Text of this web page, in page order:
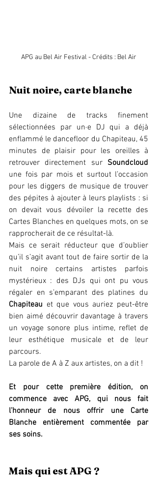
APG au Bel Air Festival - Crédits : Bel Air
Nuit noire, carte blanche
Une dizaine de tracks finement
sélectionnées par un·e DJ qui a déjà
enflammé le dancefloor du Chapiteau, 45
minutes de plaisir pour les oreilles à
retrouver directement sur Soundcloud
une fois par mois et surtout l’occasion
pour les diggers de musique de trouver
des pépites à ajouter à leurs playlists : si
on devait vous dévoiler la recette des
Cartes Blanches en quelques mots, on se
rapprocherait de ce résultat-là.
Mais ce serait réducteur que d’oublier
qu’il s’agit avant tout de faire sortir de la
nuit noire certains artistes parfois
mystérieux : des DJs qui ont pu vous
Chapiteau et que vous auriez peut-être
bien aimé découvrir davantage à travers
un voyage sonore plus intime, reflet de
leur esthétique musicale et de leur
parcours.
La parole de A à Z aux artistes, on a dit !
Et pour cette première édition, on
commence avec APG, qui nous fait
l’honneur de nous offrir une Carte
Blanche entièrement commentée par
ses soins.
Mais qui est APG ?